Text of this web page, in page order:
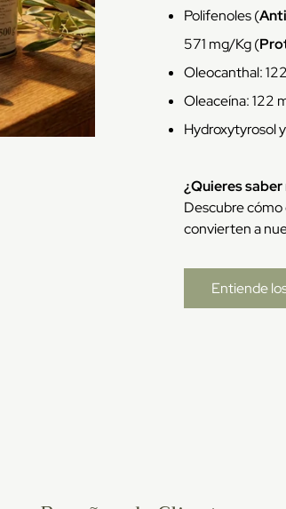
Polifenoles (
571 mg/Kg (
Oleocanthal:
Oleaceína: 122
Hydroxytyrosol
¿Quieres saber
Descubre
convierten a
Entiende